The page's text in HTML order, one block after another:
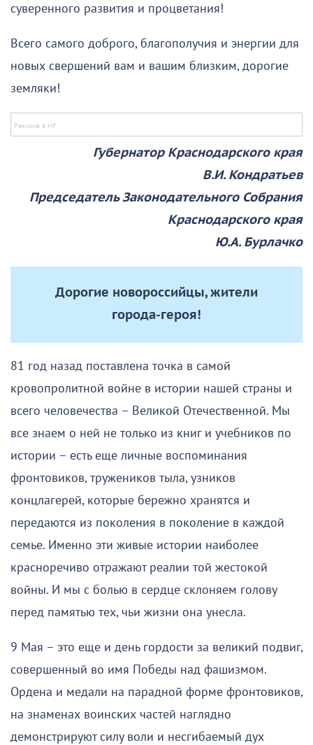
суверенного развития и процветания!
Всего самого доброго, благополучия и энергии для
новых свершений вам и вашим близким, дорогие
земляки!
Губернатор Краснодарского края
В.И. Кондратьев
Председатель Законодательного Собрания
Краснодарского края
Ю.А. Бурлачко
Дорогие новороссийцы, жители
города-героя!
81 год назад поставлена точка в самой
кровопролитной войне в истории нашей страны и
всего человечества – Великой Отечественной. Мы
все знаем о ней не только из книг и учебников по
истории – есть еще личные воспоминания
фронтовиков, тружеников тыла, узников
концлагерей, которые бережно хранятся и
передаются из поколения в поколение в каждой
семье. Именно эти живые истории наиболее
красноречиво отражают реалии той жестокой
войны. И мы с болью в сердце склоняем голову
перед памятью тех, чьи жизни она унесла.
9 Мая – это еще и день гордости за великий подвиг,
совершенный во имя Победы над фашизмом.
Ордена и медали на парадной форме фронтовиков,
на знаменах воинских частей наглядно
демонстрируют силу воли и несгибаемый дух